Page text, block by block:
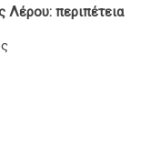
Λέρου: περιπέτεια